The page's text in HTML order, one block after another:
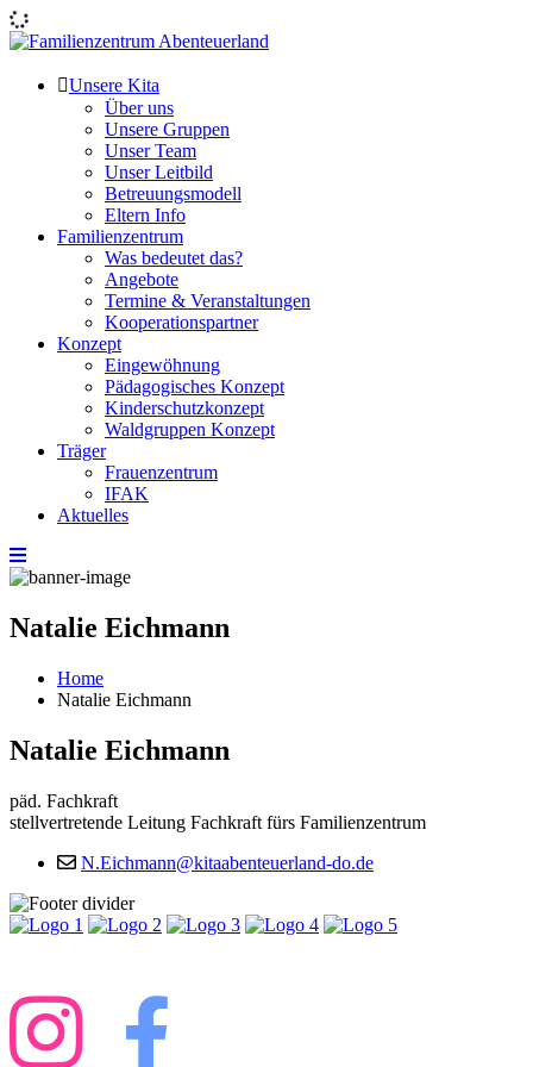
Skip
to
Familienzentrum Abenteuerland
Unsere Kita
Über uns
Unsere Gruppen
Unser Team
Unser Leitbild
Betreuungsmodell
Eltern Info
Familienzentrum
Was bedeutet das?
Angebote
Termine & Veranstaltungen
Kooperationspartner
Konzept
Eingewöhnung
Pädagogisches Konzept
Kinderschutzkonzept
Waldgruppen Konzept
Träger
Frauenzentrum
IFAK
Aktuelles
Natalie Eichmann
Home
Natalie Eichmann
Natalie Eichmann
päd. Fachkraft
stellvertretende Leitung Fachkraft fürs Familienzentrum
N.Eichmann@kitaabenteuerland-do.de